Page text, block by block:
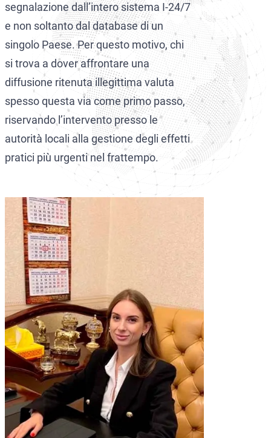
segnalazione dall’intero sistema I-24/7
e non soltanto dal database di un
singolo Paese. Per questo motivo, chi
si trova a dover affrontare una
diffusione ritenuta illegittima valuta
spesso questa via come primo passo,
riservando l’intervento presso le
autorità locali alla gestione degli effetti
pratici più urgenti nel frattempo.